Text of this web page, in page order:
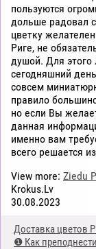
Доставка цветов
❶ Как
пользуются
дольше радовал
цветку
Риге, не
душой. Для этого
сегодняшний
совсем
правило
но если Вы
данная
именно вам
всего решается
View more: Ziedu
Krokus.Lv
30.08.2023